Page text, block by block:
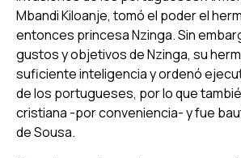
Mbandi Kiloanje, tomó el poder el
entonces princesa Nzinga. Sin
gustos y objetivos de Nzinga, su
suficiente inteligencia y ordenó
de los portugueses, por lo que
cristiana -por conveniencia- y fue
de Sousa.